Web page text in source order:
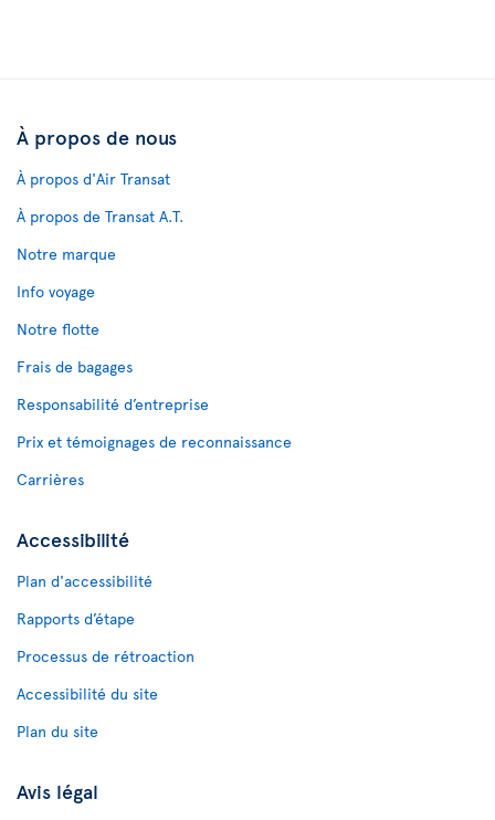
À propos de nous
À propos d'Air Transat
À propos de Transat A.T.
Notre marque
Info voyage
Notre flotte
Frais de bagages
Responsabilité d’entreprise
Prix et témoignages de reconnaissance
Carrières
Accessibilité
Plan d'accessibilité
Rapports d’étape
Processus de rétroaction
Accessibilité du site
Plan du site
Avis légal